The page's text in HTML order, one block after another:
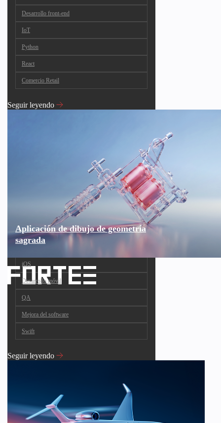
Desarrollo front-end
IoT
Python
React
Comercio Retail
Seguir leyendo
Aplicación de dibujo de geometría
sagrada
iOS
Desarrollo móvil
QA
Mejora del software
Swift
Seguir leyendo